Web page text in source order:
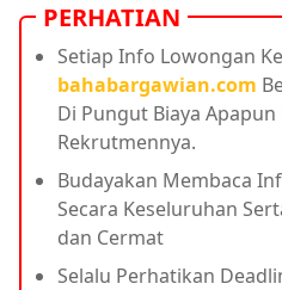
PERHATIAN
Setiap Info Lowongan
bahabargawian.com
Di Pungut Biaya
Rekrutmennya.
Budayakan Membaca
Secara Keseluruhan
dan Cermat
Selalu Perhatikan